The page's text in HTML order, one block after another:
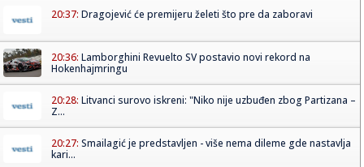
20:37: Dragojević će premijeru želeti što pre da zaboravi
20:36: Lamborghini Revuelto SV postavio novi rekord na
Hokenhajmringu
20:28: Litvanci surovo iskreni: "Niko nije uzbuđen zbog Partizana –
Z...
20:27: Smailagić je predstavljen - više nema dileme gde nastavlja
kari...